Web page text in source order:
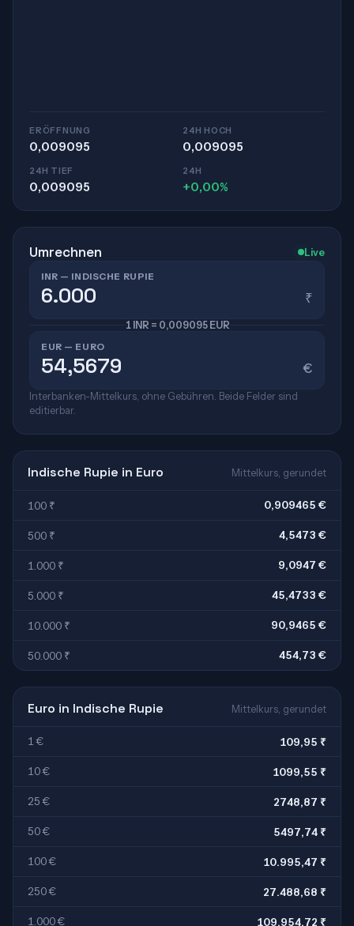
ERÖFFNUNG
0,009095
24H HOCH
0,009095
24H TIEF
0,009095
24H
+0,00%
Umrechnen Live
INR — INDISCHE RUPIE
₹
1 INR = 0,009095 EUR
EUR — EURO
€
Interbanken-Mittelkurs, ohne Gebühren. Beide Felder sind
editierbar.
Indische Rupie in Euro Mittelkurs, gerundet
100 ₹ 0,909465 €
500 ₹ 4,5473 €
1.000 ₹ 9,0947 €
5.000 ₹ 45,4733 €
10.000 ₹ 90,9465 €
50.000 ₹ 454,73 €
Euro in Indische Rupie Mittelkurs, gerundet
1 € 109,95 ₹
10 € 1099,55 ₹
25 € 2748,87 ₹
50 € 5497,74 ₹
100 € 10.995,47 ₹
250 € 27.488,68 ₹
1.000 € 109.954,72 ₹